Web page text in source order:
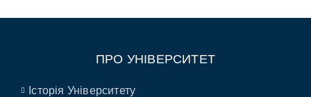
ПРО УНІВЕРСИТЕТ
Історія Університету